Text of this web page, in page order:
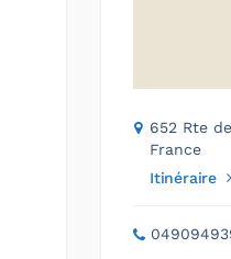
652 Rte
France
Itinéraire